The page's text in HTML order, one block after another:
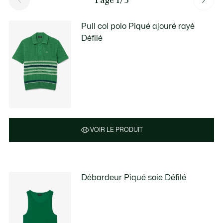
Pull col polo Piqué ajouré rayé
Défilé
VOIR LE PRODUIT
Débardeur Piqué soie Défilé